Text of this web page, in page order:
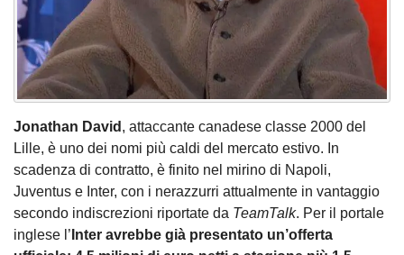
Jonathan David , attaccante canadese classe 2000 del
Lille, è uno dei nomi più caldi del mercato estivo. In
scadenza di contratto, è finito nel mirino di Napoli,
Juventus e Inter, con i nerazzurri attualmente in vantaggio
secondo indiscrezioni riportate da TeamTalk. Per il portale
inglese l’ Inter avrebbe già presentato un’offerta